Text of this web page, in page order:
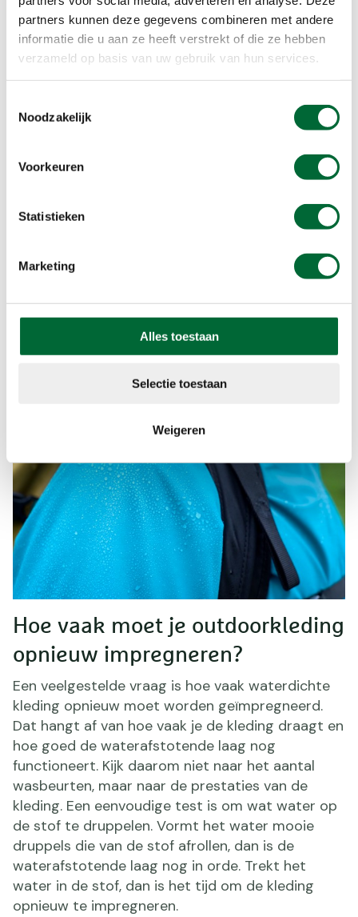
partners kunnen deze gegevens combineren met andere
informatie die u aan ze heeft verstrekt of die ze hebben
verzameld op basis van uw gebruik van hun services.
Noodzakelijk
Voorkeuren
Statistieken
Marketing
Alles toestaan
Selectie toestaan
Weigeren
Synthetische baselayers was je regelmatig met
Nikwax Sports Refresh. Hiermee verwijder je
zweet, huidvetten en geurtjes. Volg altijd de
geen wasverzachter. Die vermindert de
vochtafvoerende werking van de stof.
Wetsuits
verduren. Zout, chloor, zonnebrandcrème en
Nikwax Wetsuit Refresh is speciaal ontwikkeld om
neopreen of de rekbaarheid aan te tasten. Het
reinigt, neutraliseert geurtjes en houdt het
Hoe vaak moet je outdoorkleding
opnieuw impregneren?
Een veelgestelde vraag is hoe vaak waterdichte
kleding opnieuw moet worden geïmpregneerd.
Dat hangt af van hoe vaak je de kleding draagt en
hoe goed de waterafstotende laag nog
functioneert. Kijk daarom niet naar het aantal
wasbeurten, maar naar de prestaties van de
kleding. Een eenvoudige test is om wat water op
de stof te druppelen. Vormt het water mooie
druppels die van de stof afrollen, dan is de
waterafstotende laag nog in orde. Trekt het
water in de stof, dan is het tijd om de kleding
opnieuw te impregneren.